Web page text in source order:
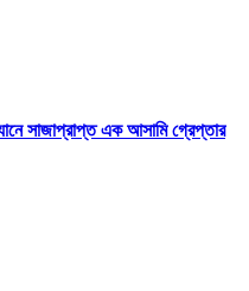
সাজাপ্রাপ্ত এক আসামি গ্রেপ্তার